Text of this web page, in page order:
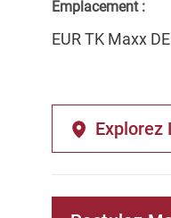
Emplacement :
EUR TK Maxx
Explorez